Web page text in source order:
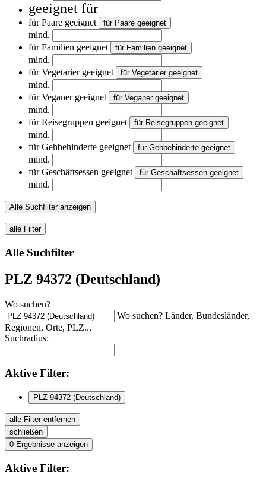
geeignet für
für Paare geeignet für Paare geeignet
mind.
für Familien geeignet
für Familien geeignet
mind.
für Vegetarier geeignet
für Vegetarier geeignet
mind.
für Veganer geeignet
für Veganer geeignet
mind.
für Reisegruppen geeignet
für Reisegruppen geeignet
mind.
für Gehbehinderte geeignet
für Gehbehinderte geeignet
mind.
für Geschäftsessen geeignet
für Geschäftsessen geeignet
mind.
Alle Suchfilter anzeigen
alle Filter
Alle Suchfilter
PLZ 94372 (Deutschland)
Wo suchen?
Wo suchen? Länder, Bundesländer,
Regionen, Orte, PLZ...
Suchradius:
Aktive Filter:
PLZ 94372 (Deutschland)
alle Filter entfernen
schließen
0 Ergebnisse anzeigen
Aktive Filter: